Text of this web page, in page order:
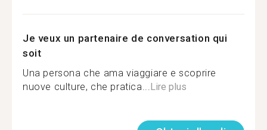
Je veux un partenaire de conversation qui
soit
Una persona che ama viaggiare e scoprire
nuove culture, che pratica...Lire plus